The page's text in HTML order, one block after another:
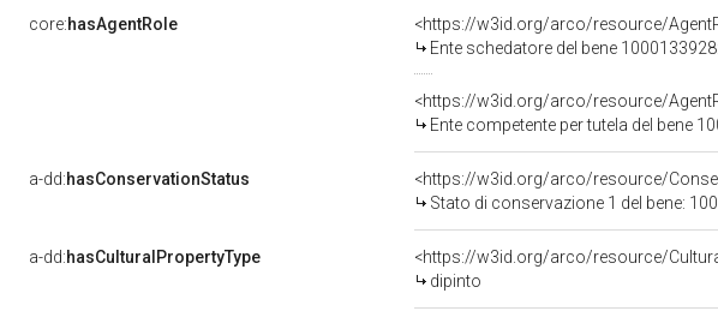
core:hasAgentRole
<https://w3id.org/arco/resource/
Ente schedatore del bene 1000133928:
<https://w3id.org/arco/resource/
Ente competente per tutela del bene
a-dd:hasConservationStatus
<https://w3id.org/arco/resource/
Stato di conservazione 1 del bene:
a-dd:hasCulturalPropertyType
<https://w3id.org/arco/resource/
dipinto